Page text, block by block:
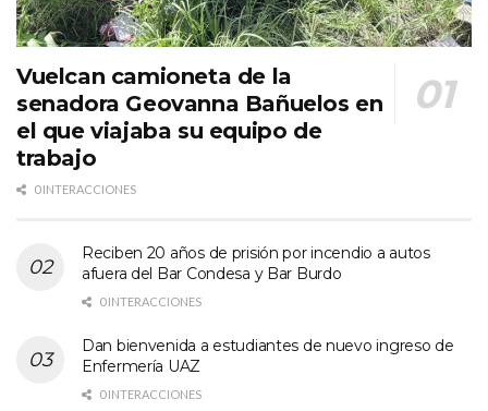
Vuelcan camioneta de la
senadora Geovanna Bañuelos en
el que viajaba su equipo de
trabajo
0 INTERACCIONES
Reciben 20 años de prisión por incendio a autos
afuera del Bar Condesa y Bar Burdo
0 INTERACCIONES
Dan bienvenida a estudiantes de nuevo ingreso de
Enfermería UAZ
0 INTERACCIONES